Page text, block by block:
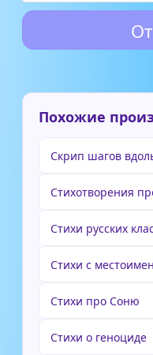
Похожие
Скрип шагов
Стихотворения
Стихи русских
Стихи с
Стихи про Соню
Стихи о геноциде